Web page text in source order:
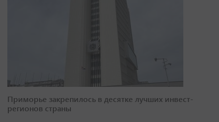
Приморье закрепилось в десятке лучших инвест-
регионов страны